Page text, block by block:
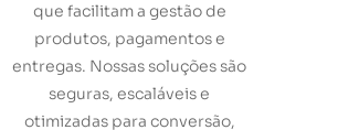
que facilitam a gestão de
produtos, pagamentos e
entregas. Nossas soluções são
seguras, escaláveis e
otimizadas para conversão,